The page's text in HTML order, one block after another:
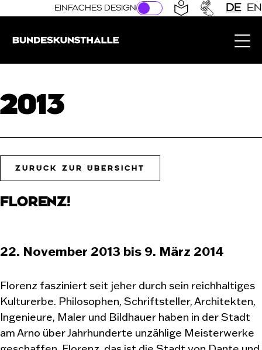
Direkt zur Hauptnavigation springen
Direkt zum Hauptinhalt springen
EINFACHES DESIGN DE EN
2013
ZURÜCK ZUR ÜBERSICHT
FLORENZ!
22. November 2013 bis 9. März 2014
Florenz fasziniert seit jeher durch sein reichhaltiges
Kulturerbe. Philosophen, Schriftsteller, Architekten,
Ingenieure, Maler und Bildhauer haben in der Stadt
am Arno über Jahrhunderte unzählige Meisterwerke